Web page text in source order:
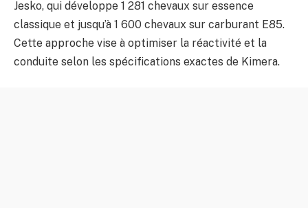
Jesko, qui développe 1 281 chevaux sur essence
classique et jusqu’à 1 600 chevaux sur carburant E85.
Cette approche vise à optimiser la réactivité et la
conduite selon les spécifications exactes de Kimera.